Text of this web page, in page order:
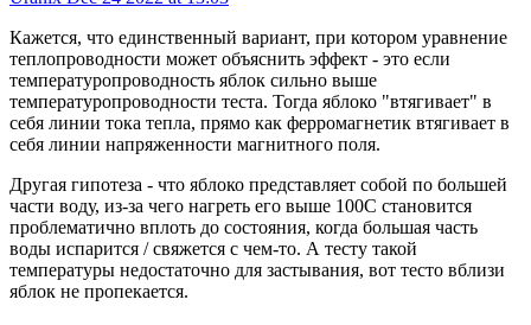
Кажется, что единственный вариант, при котором уравнение
теплопроводности может объяснить эффект - это если
температуропроводность яблок сильно выше
температуропроводности теста. Тогда яблоко "втягивает" в
себя линии тока тепла, прямо как ферромагнетик втягивает в
себя линии напряженности магнитного поля.
Другая гипотеза - что яблоко представляет собой по большей
части воду, из-за чего нагреть его выше 100С становится
проблематично вплоть до состояния, когда большая часть
воды испарится / свяжется с чем-то. А тесту такой
температуры недостаточно для застывания, вот тесто вблизи
яблок не пропекается.